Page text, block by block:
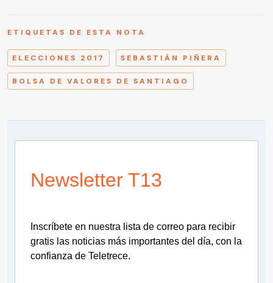
ETIQUETAS DE ESTA NOTA
ELECCIONES 2017 SEBASTIÁN PIÑERA
BOLSA DE VALORES DE SANTIAGO
Newsletter T13
Inscríbete en nuestra lista de correo para recibir
gratis las noticias más importantes del día, con la
confianza de Teletrece.